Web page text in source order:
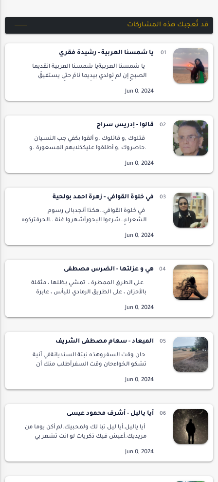
قد تُعجبك هذه المشاركات
يا شمسنا العربية - رشيدة فقري
يا شمسنا العربيةيا شمسنا العربية اتقديما
الصبح إن لم تولدي بيديما نامَ حتى يستفيقَ
صَمَملكنَّها إغفاءةُ الأسدِعيناهُ في ال…
قالوا - إدريس سراج
قتلوك ,و قاتلوك .و ألقوا بكفي جب النسيان
.حاصروك ,و أطلقوا عليككلابهم المسعورة .و
.و قالواأنت رمز وحدتنا .لا تساوم .دفنوك في
أحلامهم …
في خلوة القوافي - زهرة احمد بولحية
في خلوة القوافي..هكذا أنجدبالى رسوم
الشعراء..شرعوا البحورأشهروا غنة ..الحرفتركوه
"الغ…
هي و عزلتها - الضرس مصطفى
على الطرق الممطرة ، تمشي بظلها ، مثقلة
بالأحزان ، على الطريق الرمادي لليأس ، عابرة
الصغير …
الميعاد - سهام مصطفى الشريف
حان وقت السفروهذه نبتة السنديانةفي آنية
تشكو الخواءحان وقت السفرأطلب منك أن
أغادرخذها اسقها برحيق الالوانتجعلها تستحمُّ في
شعاع ورديعل…
أيا ياليل - أشرف محمود عيسى
أيا ياليل.أيا ليل تبا لك ولمحبيك.لم أكن يوما من
مريديك.أعيش فيك ذكريات لو انت تشعر بي
وحكاويك..وطرقات المفاجأت فلان هلك وآخر
مصاب أقضي في الط…